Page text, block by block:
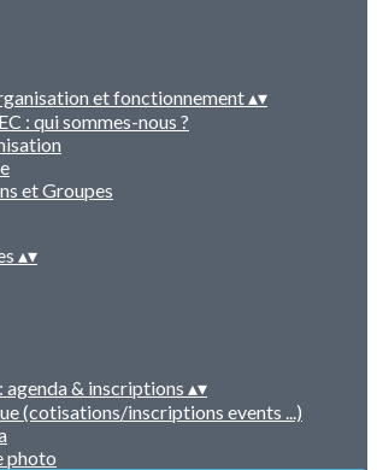
et fonctionnement▴▾
: qui sommes-nous ?
et Groupes
▴▾
agenda & inscriptions ▴▾
(cotisations/inscriptions events ...)
photo